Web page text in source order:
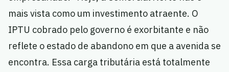
mais vista como um investimento atraente. O
IPTU cobrado pelo governo é exorbitante e não
reflete o estado de abandono em que a avenida se
encontra. Essa carga tributária está totalmente